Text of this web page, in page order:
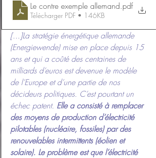
Le contre exemple allemand.pdf
Télécharger PDF • 146KB
[...]La stratégie énergétique allemande
(Energiewende) mise en place depuis 15
ans et qui a coûté des centaines de
milliards d’euros est devenue le modèle
de l’Europe et d’une partie de nos
décideurs politiques. C’est pourtant un
échec patent. Elle a consisté à remplacer
des moyens de production d’électricité
pilotables (nucléaire, fossiles) par des
renouvelables intermittents (éolien et
solaire). Le problème est que l’électricité